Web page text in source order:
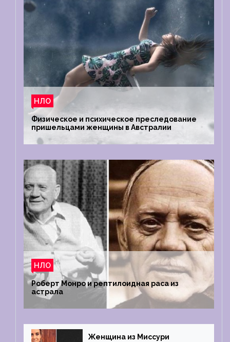
НЛО
Физическое и психическое преследование
пришельцами женщины в Австралии
НЛО
Роберт Монро и рептилоидная раса из
астрала
Женщина из Миссури